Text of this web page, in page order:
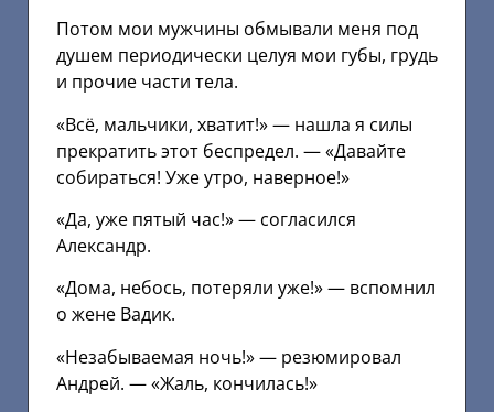
Потом мои мужчины обмывали меня под
душем периодически целуя мои губы, грудь
и прочие части тела.
«Всё, мальчики, хватит!» — нашла я силы
прекратить этот беспредел. — «Давайте
собираться! Уже утро, наверное!»
«Да, уже пятый час!» — согласился
Александр.
«Дома, небось, потеряли уже!» — вспомнил
о жене Вадик.
«Незабываемая ночь!» — резюмировал
Андрей. — «Жаль, кончилась!»